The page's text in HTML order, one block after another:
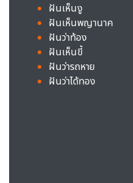
ฝันเห็นงู
ฝันเห็นพญานาค
ฝันว่าท้อง
ฝันเห็นขี้
ฝันว่ารถหาย
ฝันว่าได้ทอง